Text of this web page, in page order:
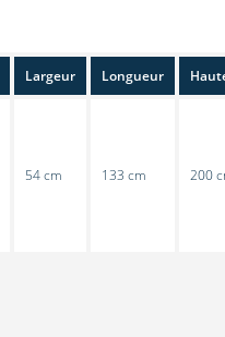
Largeur Longueur
54 cm 133 cm 200